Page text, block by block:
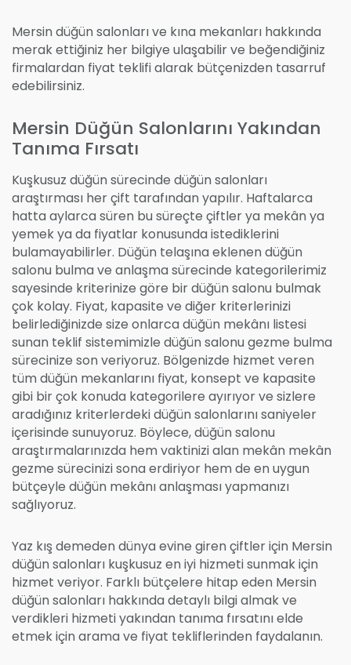
Mersin düğün salonları ve kına mekanları hakkında
merak ettiğiniz her bilgiye ulaşabilir ve beğendiğiniz
firmalardan fiyat teklifi alarak bütçenizden tasarruf
edebilirsiniz.
Mersin Düğün Salonlarını Yakından
Tanıma Fırsatı
Kuşkusuz düğün sürecinde düğün salonları
araştırması her çift tarafından yapılır. Haftalarca
hatta aylarca süren bu süreçte çiftler ya mekân ya
yemek ya da fiyatlar konusunda istediklerini
bulamayabilirler. Düğün telaşına eklenen düğün
salonu bulma ve anlaşma sürecinde kategorilerimiz
sayesinde kriterinize göre bir düğün salonu bulmak
çok kolay. Fiyat, kapasite ve diğer kriterlerinizi
belirlediğinizde size onlarca düğün mekânı listesi
sunan teklif sistemimizle düğün salonu gezme bulma
sürecinize son veriyoruz. Bölgenizde hizmet veren
tüm düğün mekanlarını fiyat, konsept ve kapasite
gibi bir çok konuda kategorilere ayırıyor ve sizlere
aradığınız kriterlerdeki düğün salonlarını saniyeler
içerisinde sunuyoruz. Böylece, düğün salonu
araştırmalarınızda hem vaktinizi alan mekân mekân
gezme sürecinizi sona erdiriyor hem de en uygun
bütçeyle düğün mekânı anlaşması yapmanızı
sağlıyoruz.
Yaz kış demeden dünya evine giren çiftler için Mersin
düğün salonları kuşkusuz en iyi hizmeti sunmak için
hizmet veriyor. Farklı bütçelere hitap eden Mersin
düğün salonları hakkında detaylı bilgi almak ve
verdikleri hizmeti yakından tanıma fırsatını elde
etmek için arama ve fiyat tekliflerinden faydalanın.